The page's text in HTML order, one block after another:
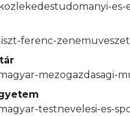
ferenc-
mezogazdasagi-
testnevelesi-es-